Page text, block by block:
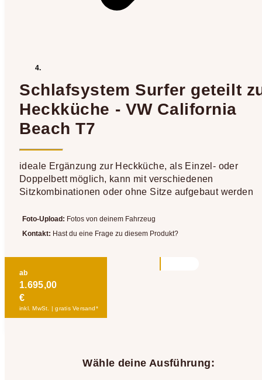
Schlafsystem Surfer geteilt
Heckküche - VW California
Beach T7
ideale Ergänzung zur Heckküche, als Einzel- oder
Doppelbett möglich, kann mit verschiedenen
Sitzkombinationen oder ohne Sitze aufgebaut werden
Foto-Upload: Fotos von deinem Fahrzeug
Kontakt: Hast du eine Frage zu diesem Produkt?
ab
1.695,00
€
inkl. MwSt. | gratis Versand*
Wähle deine Ausführung: